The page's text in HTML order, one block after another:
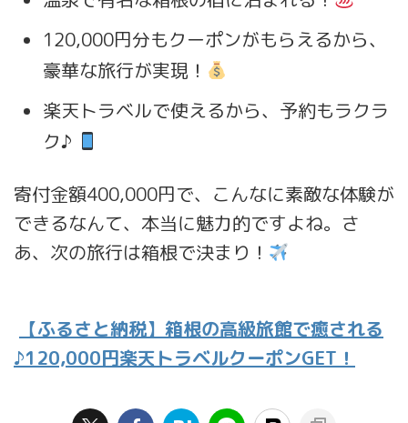
120,000円分もクーポンがもらえるから、
豪華な旅行が実現！
楽天トラベルで使えるから、予約もラクラ
ク♪
寄付金額400,000円で、こんなに素敵な体験が
できるなんて、本当に魅力的ですよね。さ
あ、次の旅行は箱根で決まり！
【ふるさと納税】箱根の高級旅館で癒される
♪120,000円楽天トラベルクーポンGET！